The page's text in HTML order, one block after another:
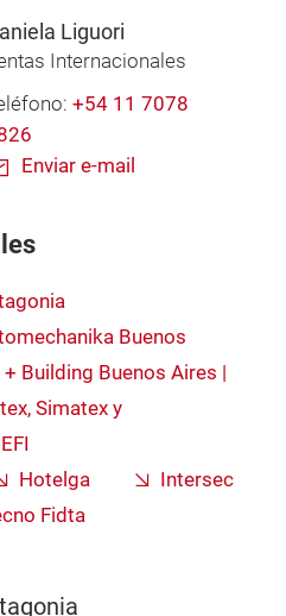
Liguori
Internacionales
+54 11 7078
Enviar e-mail
Buenos
+ Building Buenos Aires |
Simatex y
Hotelga
Intersec
Fidta